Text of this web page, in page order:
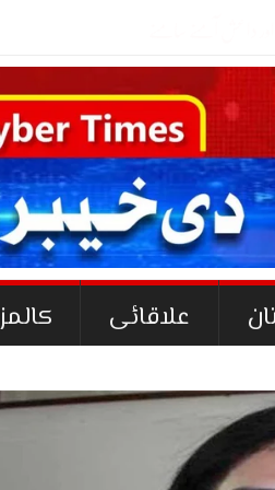
علاقائی کالمز